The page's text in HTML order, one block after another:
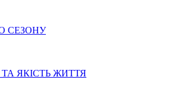
СЕЗОНУ
ЯКІСТЬ ЖИТТЯ